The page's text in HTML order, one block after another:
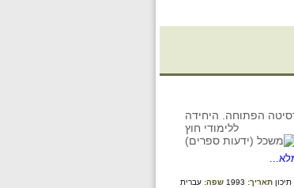
תיכון תאריך: 1993 שפה: עברית